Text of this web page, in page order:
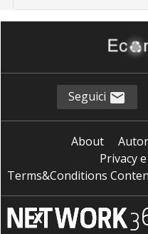
Seguici
About
Privacy
Terms&Conditions